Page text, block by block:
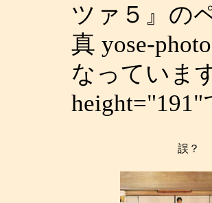
ツァ５』の
真 yose-
なっていま
誤？